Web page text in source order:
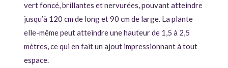
vert foncé, brillantes et nervurées, pouvant atteindre
jusqu’à 120 cm de long et 90 cm de large. La plante
elle-même peut atteindre une hauteur de 1,5 à 2,5
mètres, ce qui en fait un ajout impressionnant à tout
espace.